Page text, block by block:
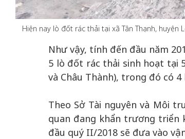
Hiện nay lò đốt rác thải tại xã Tân Thạnh,
Như vậy, tính đến đầu năm
5 lò đốt rác thải sinh hoạt tại
và Châu Thành), trong đó có
Theo Sở Tài nguyên và Môi
quan đang khẩn trương triển
đầu quý II/2018 sẽ đưa vào
Hà Nội vững bước vào
mới - Kỳ 5: Thủ đô qua
lăng kính số hóa
50
tạo |
làm